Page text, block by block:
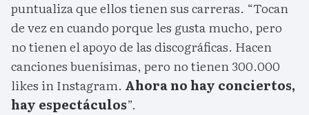
puntualiza que ellos tienen sus carreras. “Tocan
de vez en cuando porque les gusta mucho, pero
no tienen el apoyo de las discográficas. Hacen
canciones buenísimas, pero no tienen 300.000
likes in Instagram. Ahora no hay conciertos,
hay espectáculos”.